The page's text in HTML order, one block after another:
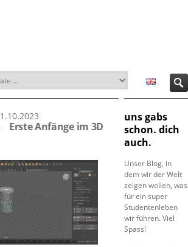
31.10.2023
Erste Anfänge im 3D
uns gabs
schon. dich
auch.
Unser Blog, in
dem wir der Welt
zeigen wollen, was
für ein super
Studentenleben
wir führen. Viel
Spass!